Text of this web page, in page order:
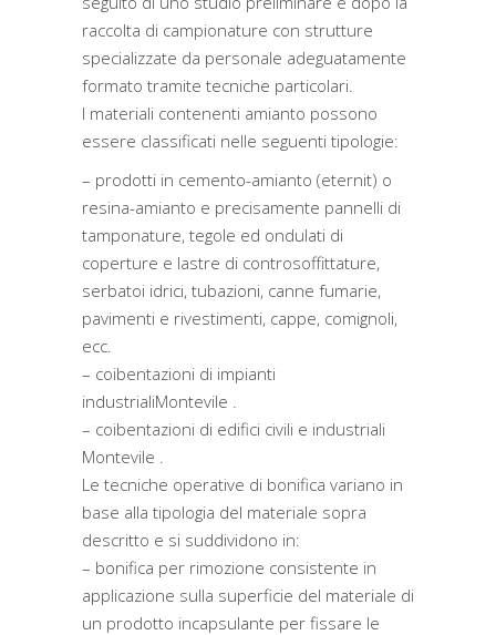
raccolta di campionature con strutture
specializzate da personale adeguatamente
formato tramite tecniche particolari.
I materiali contenenti amianto possono
essere classificati nelle seguenti tipologie:
– prodotti in cemento-amianto (eternit) o
resina-amianto e precisamente pannelli di
tamponature, tegole ed ondulati di
coperture e lastre di controsoffittature,
serbatoi idrici, tubazioni, canne fumarie,
pavimenti e rivestimenti, cappe, comignoli,
ecc.
– coibentazioni di impianti
industrialiMontevile .
– coibentazioni di edifici civili e industriali
Montevile .
Le tecniche operative di bonifica variano in
base alla tipologia del materiale sopra
descritto e si suddividono in:
– bonifica per rimozione consistente in
applicazione sulla superficie del materiale di
un prodotto incapsulante per fissare le